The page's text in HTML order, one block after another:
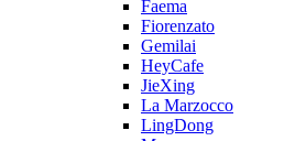
Faema
Fiorenzato
Gemilai
HeyCafe
JieXing
La Marzocco
LingDong